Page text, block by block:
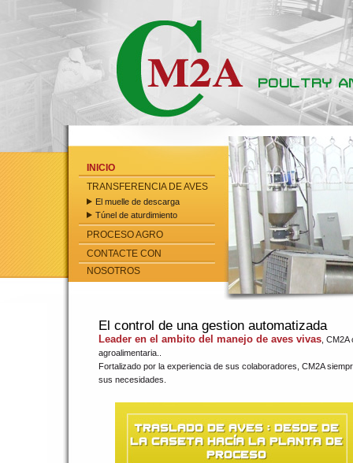
INICIO
TRANSFERENCIA DE AVES
El muelle de descarga
Túnel de aturdimiento
PROCESO AGRO
CONTACTE CON
NOSOTROS
El control de una gestion automatizada
Leader en el ambito del manejo de aves vivas, CM2A
agroalimentaria..
Fortalizado por la experiencia de sus colaboradores, CM2A
sus necesidades.